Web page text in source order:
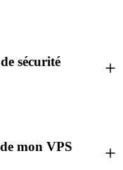
sécurité
mon VPS